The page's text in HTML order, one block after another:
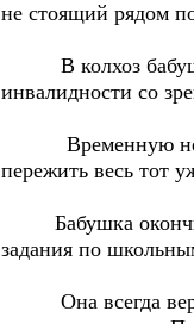
не стоящий рядом
В колхоз бабушка
инвалидности со
Временную
пережить весь тот
Бабушка
задания по
Она всегда